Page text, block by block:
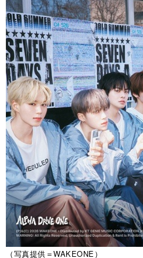
（写真提供＝WAKEONE）